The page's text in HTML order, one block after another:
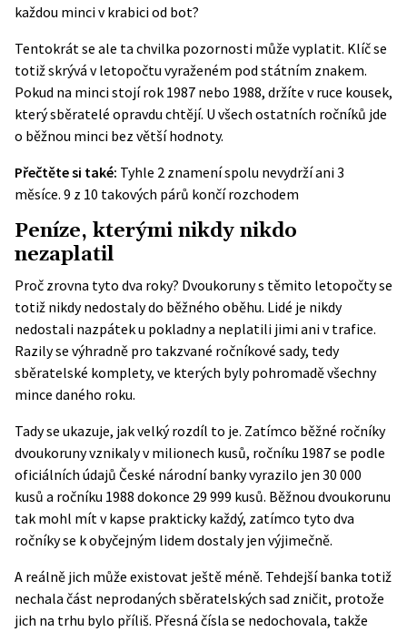
každou minci v krabici od bot?
Tentokrát se ale ta chvilka pozornosti může vyplatit. Klíč se
totiž skrývá v letopočtu vyraženém pod státním znakem.
Pokud na minci stojí rok 1987 nebo 1988, držíte v ruce kousek,
který sběratelé opravdu chtějí. U všech ostatních ročníků jde
o běžnou minci bez větší hodnoty.
Přečtěte si také: Tyhle 2 znamení spolu nevydrží ani 3
měsíce. 9 z 10 takových párů končí rozchodem
Peníze, kterými nikdy nikdo
nezaplatil
Proč zrovna tyto dva roky? Dvoukoruny s těmito letopočty se
totiž nikdy nedostaly do běžného oběhu. Lidé je nikdy
nedostali nazpátek u pokladny a neplatili jimi ani v trafice.
Razily se výhradně pro takzvané ročníkové sady, tedy
sběratelské komplety, ve kterých byly pohromadě všechny
mince daného roku.
Tady se ukazuje, jak velký rozdíl to je. Zatímco běžné ročníky
dvoukoruny vznikaly v milionech kusů, ročníku 1987 se podle
oficiálních údajů České národní banky vyrazilo jen 30 000
kusů a ročníku 1988 dokonce 29 999 kusů. Běžnou dvoukorunu
tak mohl mít v kapse prakticky každý, zatímco tyto dva
ročníky se k obyčejným lidem dostaly jen výjimečně.
A reálně jich může existovat ještě méně. Tehdejší banka totiž
nechala část neprodaných sběratelských sad zničit, protože
jich na trhu bylo příliš. Přesná čísla se nedochovala, takže